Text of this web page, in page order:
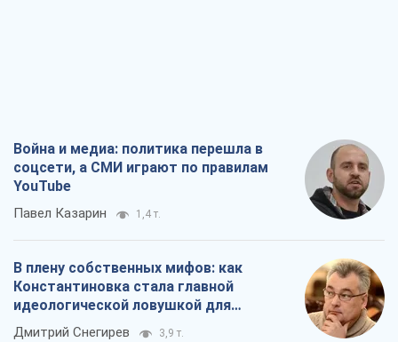
Война и медиа: политика перешла в
соцсети, а СМИ играют по правилам
YouTube
Павел Казарин 1,4 т.
В плену собственных мифов: как
Константиновка стала главной
идеологической ловушкой для
российских оккупантов
Дмитрий Снегирев 3,9 т.